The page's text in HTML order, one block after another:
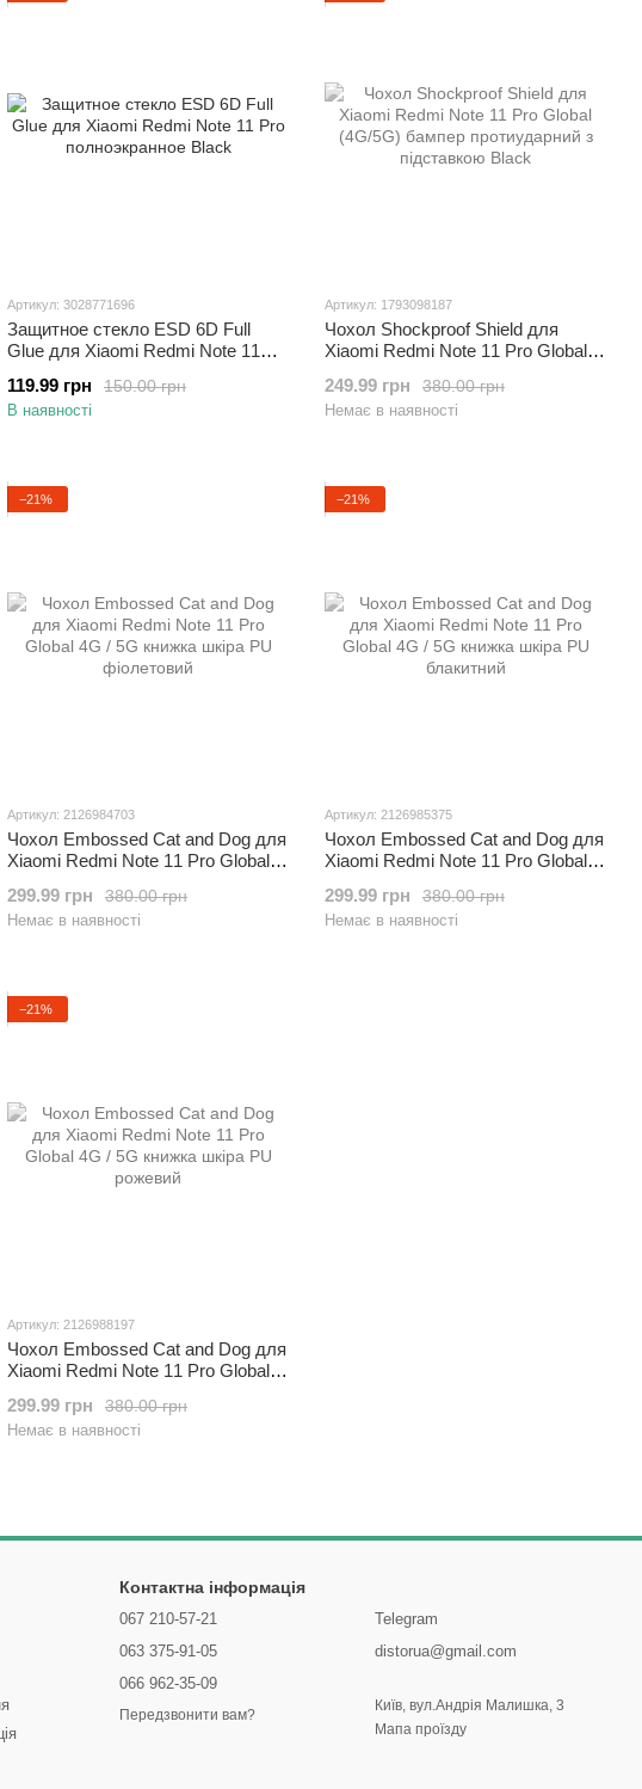
Артикул: 3028771696
Защитное стекло ESD 6D Full
Glue для Xiaomi Redmi Note 11
150.00 грн
119.99 грн
В наявності
Артикул: 1793098187
Чохол Shockproof Shield для
Xiaomi Redmi Note 11 Pro Global
підставкою Black380.00 грн
249.99 грн
Немає в наявності
−21%
Артикул: 2126984703
Чохол Embossed Cat and Dog для
Xiaomi Redmi Note 11 Pro Global
фіолетовий
380.00 грн
299.99 грн
Немає в наявності
−21%
Артикул: 2126985375
Чохол Embossed Cat and Dog для
Xiaomi Redmi Note 11 Pro Global
блакитний
380.00 грн
299.99 грн
Немає в наявності
−21%
Артикул: 2126988197
Чохол Embossed Cat and Dog для
Xiaomi Redmi Note 11 Pro Global
380.00 грн
299.99 грн
Немає в наявності
Контактна інформація
067 210-57-21
063 375-91-05
066 962-35-09
Передзвонити вам?
Telegram
distorua@gmail.com
Київ, вул.Андрія Малишка, 3
Мапа проїзду